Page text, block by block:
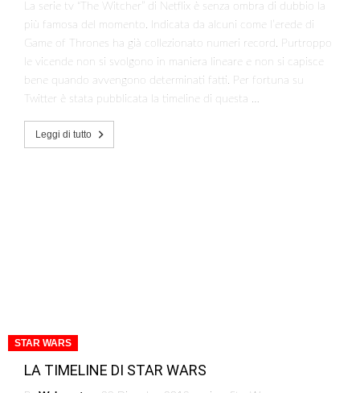
La serie tv “The Witcher” di Netflix è senza ombra di dubbio la
più famosa del momento. Indicata da alcuni come l’erede di
Game of Thrones ha già collezionato numeri record. Purtroppo
le vicende non si svolgono in maniera lineare e non si capisce
bene quando avvengono determinati fatti. Per fortuna su
Twitter è stata pubblicata la timeline di questa …
Leggi di tutto
STAR WARS
LA TIMELINE DI STAR WARS